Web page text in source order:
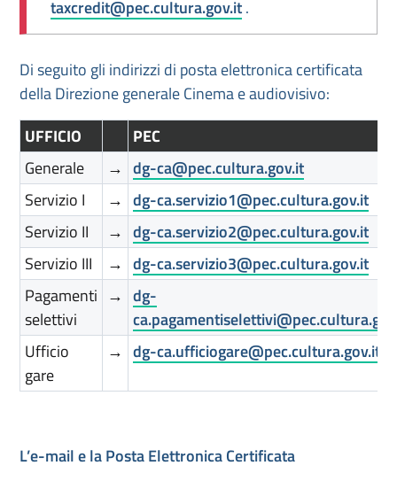
taxcredit@pec.cultura.gov.it.
Di seguito gli indirizzi di posta elettronica certificata
della Direzione generale Cinema e audiovisivo:
UFFICIO
PEC
Generale
→ dg-ca@pec.cultura.gov.it
Servizio I
→ dg-ca.servizio1@pec.cultura.gov.it
Servizio II
→ dg-ca.servizio2@pec.cultura.gov.it
Servizio III
→ dg-ca.servizio3@pec.cultura.gov.it
Pagamenti
selettivi
→ dg-
Ufficio
gare
→ dg-ca.ufficiogare@pec.cultura.gov.it
L’e-mail e la Posta Elettronica Certificata